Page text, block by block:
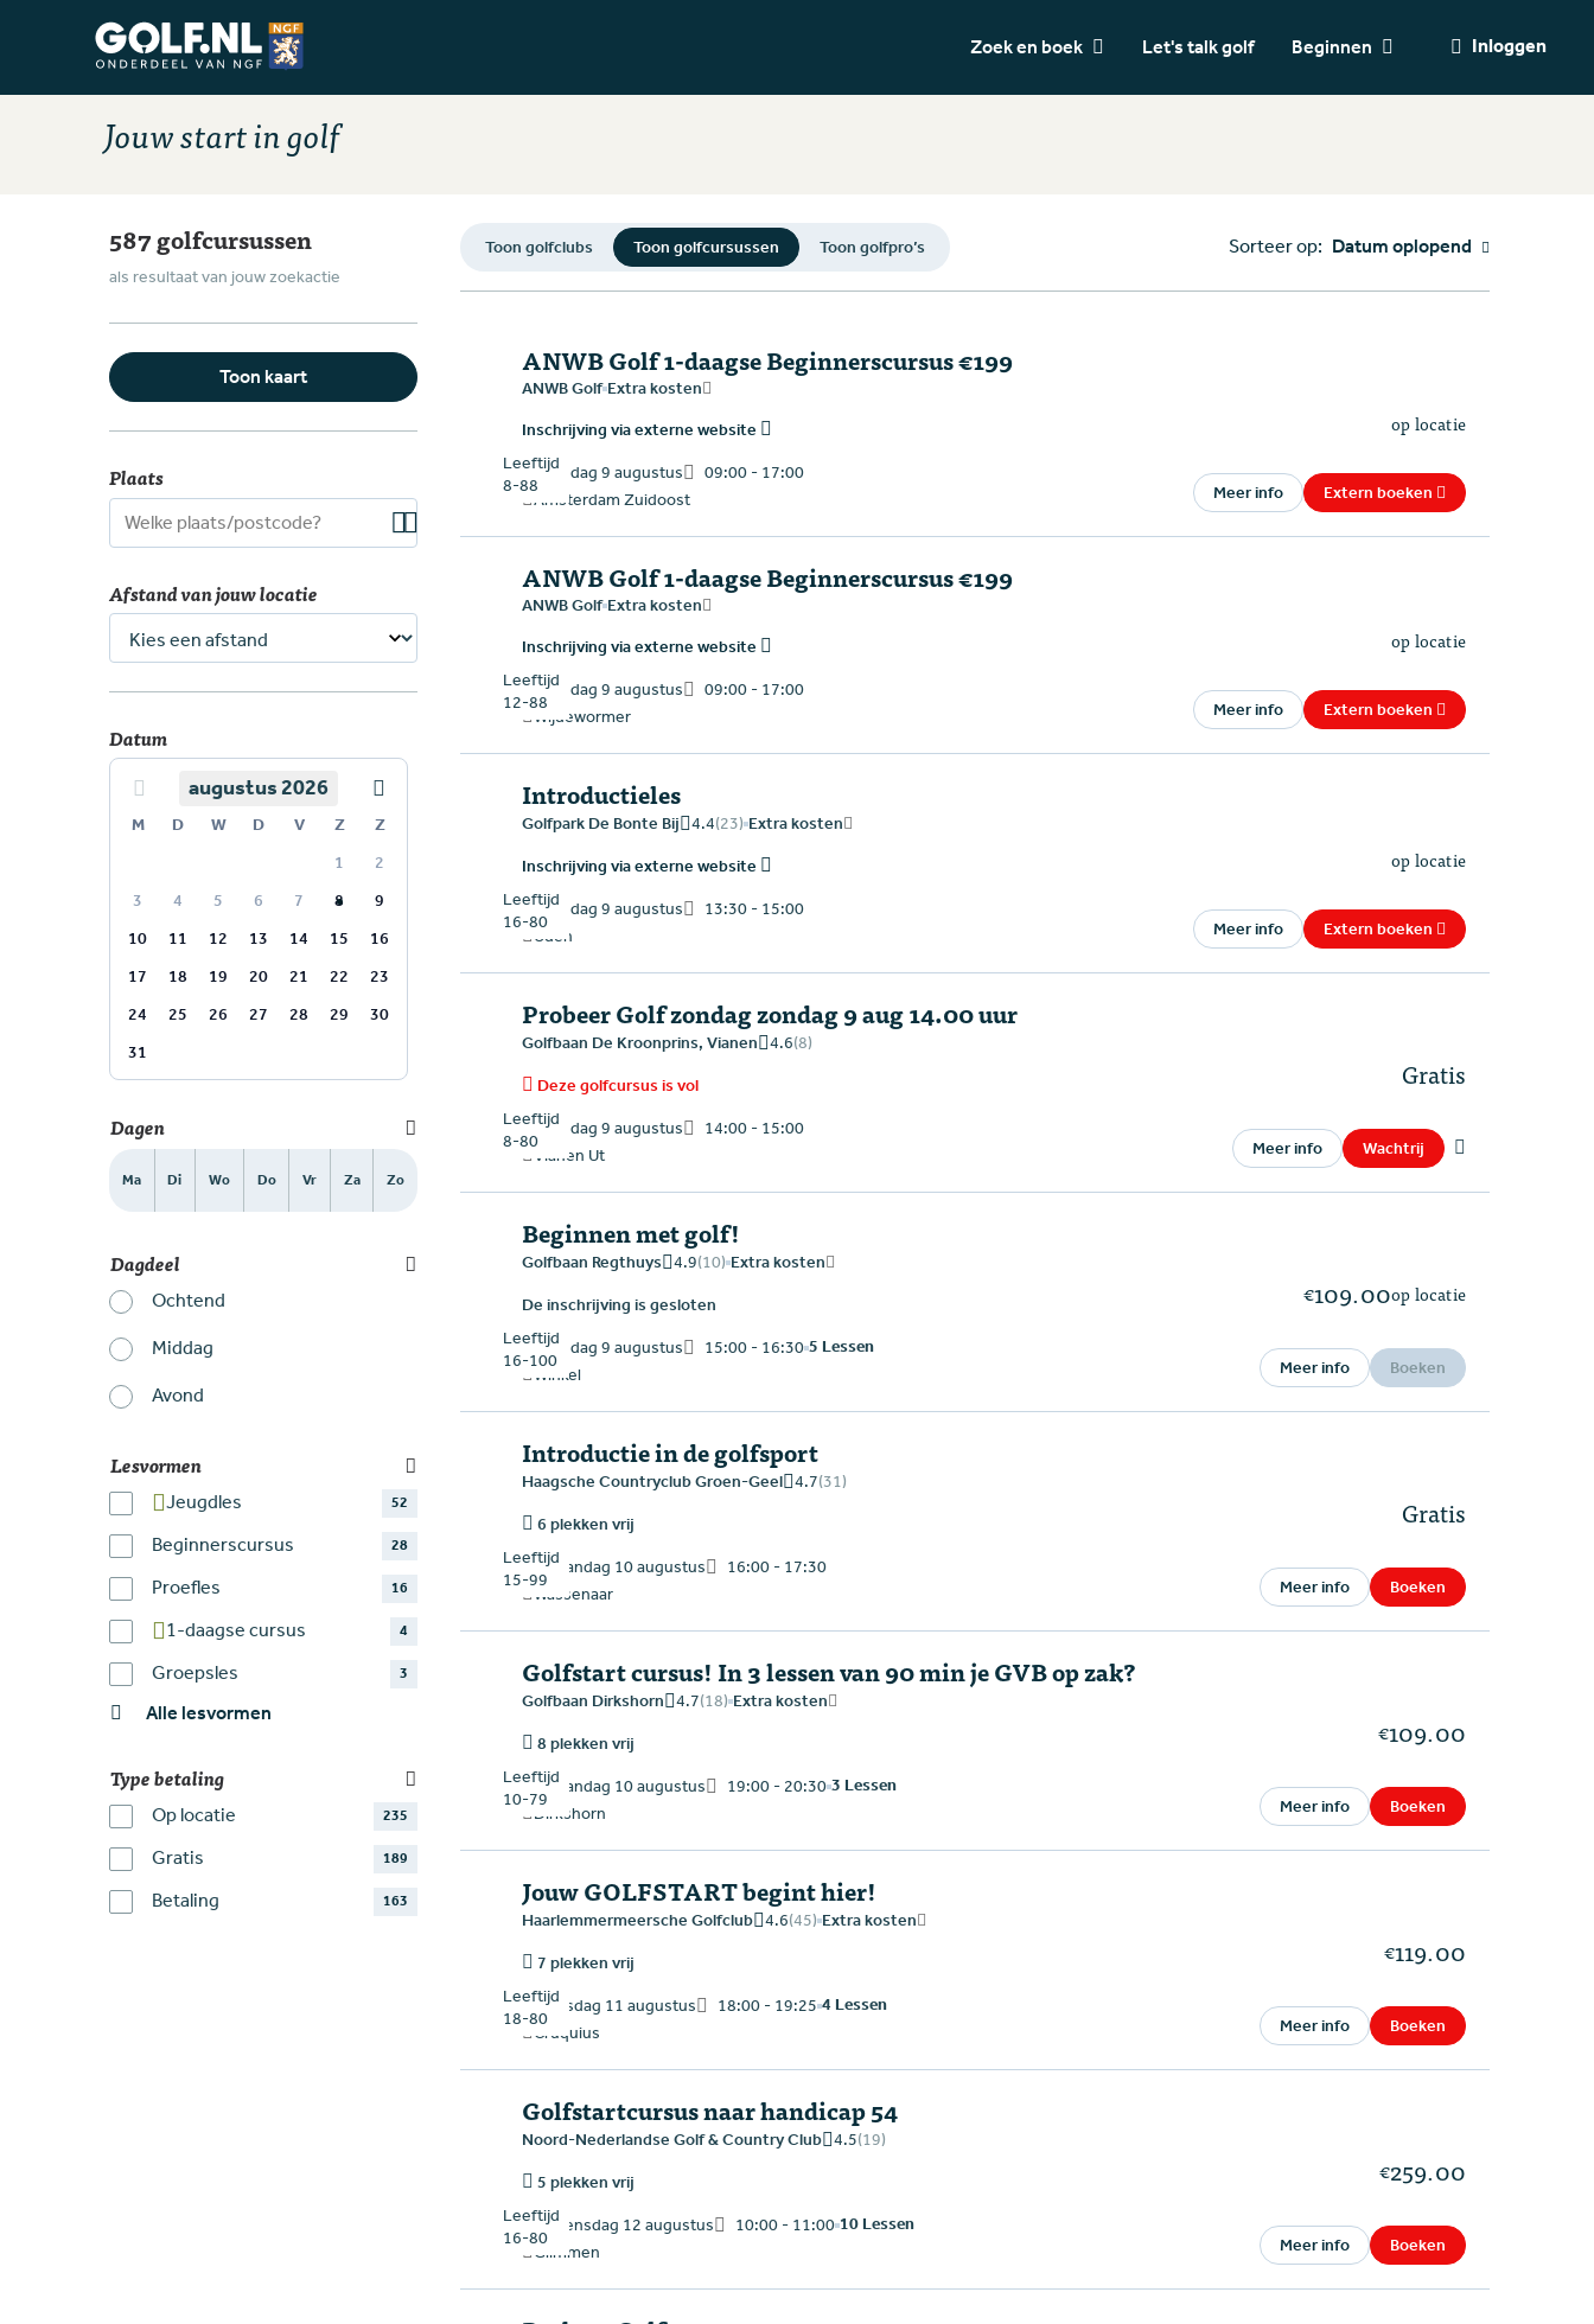
Ga naar de homepage van Golfstart
Zoek en boek Let's talk golf Beginnen Inloggen
Jouw start in golf
587 golfcursussen
als resultaat van jouw zoekactie
Toon kaart
Plaats
Zoeken op plaats of postcode
Afstand van jouw locatie
Datum
Vorige maand Volgende maand
augustus 2026
M D W D V Z Z
1
2
3
4 5 6 7 8
9
10
11 12 13 14 15
16
17
18 19 20 21 22
23
24
25 26 27 28 29
30
31
Dagen
Ma Di Wo Do Vr Za Zo
Dagdeel
Ochtend
Middag
Avond
Lesvormen
Jeugdles 52
Beginnerscursus 28
Proefles 16
1-daagse cursus 4
Groepsles 3
Alle lesvormen
Type betaling
Op locatie 235
Gratis 189
Betaling 163
Toon golfclubs Toon golfcursussen Toon golfpro’s Sorteer op: Datum oplopend
Leeftijd
8-88
ANWB Golf 1-daagse Beginnerscursus €199
ANWB Golf Extra kosten
Inschrijving via externe website
zondag 9 augustus
09:00 - 17:00
Amsterdam Zuidoost
op locatie
Meer info Extern boeken
Leeftijd
12-88
ANWB Golf 1-daagse Beginnerscursus €199
ANWB Golf Extra kosten
Inschrijving via externe website
zondag 9 augustus
09:00 - 17:00
Wijdewormer
op locatie
Meer info Extern boeken
Leeftijd
16-80
Introductieles
Golfpark De Bonte Bij 4.4(23) Extra kosten
Inschrijving via externe website
zondag 9 augustus
13:30 - 15:00
Uden
op locatie
Meer info Extern boeken
Leeftijd
8-80
Probeer Golf zondag zondag 9 aug 14.00 uur
Golfbaan De Kroonprins, Vianen 4.6(8)
Deze golfcursus is vol
zondag 9 augustus
14:00 - 15:00
Vianen Ut
Gratis
Meer info Wachtrij
Leeftijd
16-100
Beginnen met golf!
Golfbaan Regthuys 4.9(10) Extra kosten
De inschrijving is gesloten
zondag 9 augustus 15:00 - 16:305 Lessen
Winkel
€109.00op locatie
Meer info Boeken
Leeftijd
15-99
Introductie in de golfsport
Haagsche Countryclub Groen-Geel 4.7(31)
6 plekken vrij
maandag 10 augustus
16:00 - 17:30
Wassenaar
Gratis
Meer info Boeken
Leeftijd
10-79
Golfstart cursus! In 3 lessen van 90 min je GVB op zak?
Golfbaan Dirkshorn 4.7(18) Extra kosten
8 plekken vrij
maandag 10 augustus 19:00 - 20:303 Lessen
Dirkshorn
€109.00
Meer info Boeken
Leeftijd
18-80
Jouw GOLFSTART begint hier!
Haarlemmermeersche Golfclub 4.6(45) Extra kosten
7 plekken vrij
dinsdag 11 augustus 18:00 - 19:254 Lessen
Cruquius
€119.00
Meer info Boeken
Leeftijd
16-80
Golfstartcursus naar handicap 54
Noord-Nederlandse Golf & Country Club 4.5(19)
5 plekken vrij
woensdag 12 augustus 10:00 - 11:0010 Lessen
Glimmen
€259.00
Meer info Boeken